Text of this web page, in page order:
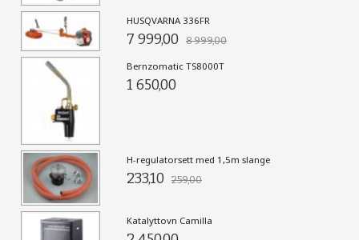
HUSQVARNA 336FR
7 999,00 8 999,00
Bernzomatic TS8000T
1 650,00
H-regulatorsett med 1,5m slange
233,10 259,00
Katalyttovn Camilla